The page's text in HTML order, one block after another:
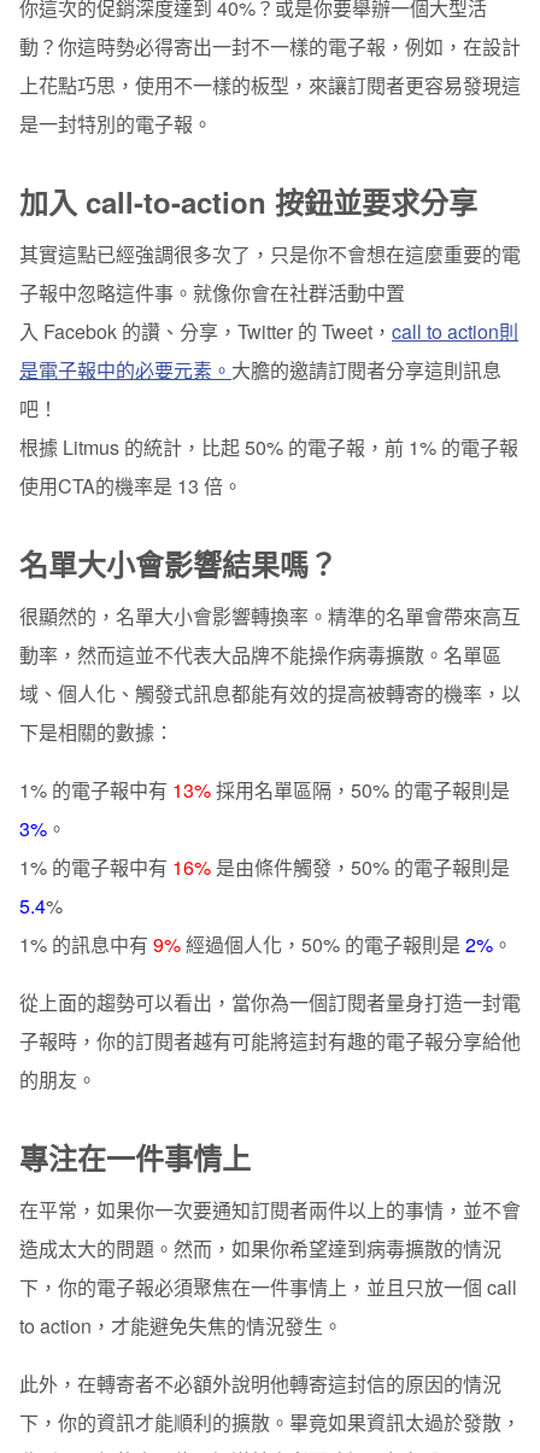
你這次的促銷深度達到 40%？或是你要舉辦一個大型活
動？你這時勢必得寄出一封不一樣的電子報，例如，在設計
上花點巧思，使用不一樣的板型，來讓訂閱者更容易發現這
是一封特別的電子報。
加入 call-to-action 按鈕並要求分享
其實這點已經強調很多次了，只是你不會想在這麼重要的電
子報中忽略這件事。就像你會在社群活動中置
入 Facebok 的讚、分享，Twitter 的 Tweet， call to action則
是電子報中的必要元素。 大膽的邀請訂閱者分享這則訊息
吧！
根據 Litmus 的統計，比起 50% 的電子報，前 1% 的電子報
使用CTA的機率是 13 倍。
名單大小會影響結果嗎？
很顯然的，名單大小會影響轉換率。精準的名單會帶來高互
動率，然而這並不代表大品牌不能操作病毒擴散。名單區
域、個人化、觸發式訊息都能有效的提高被轉寄的機率，以
下是相關的數據：
1% 的電子報中有 13%採用名單區隔，50% 的電子報則是
3% 。
1% 的電子報中有 16% 是由條件觸發，50% 的電子報則是
5.4%
1% 的訊息中有 9%經過個人化，50% 的電子報則是 2% 。
從上面的趨勢可以看出，當你為一個訂閱者量身打造一封電
子報時，你的訂閱者越有可能將這封有趣的電子報分享給他
的朋友。
專注在一件事情上
在平常，如果你一次要通知訂閱者兩件以上的事情，並不會
造成太大的問題。然而，如果你希望達到病毒擴散的情況
下，你的電子報必須聚焦在一件事情上，並且只放一個 call
to action，才能避免失焦的情況發生。
此外，在轉寄者不必額外說明他轉寄這封信的原因的情況
下，你的資訊才能順利的擴散。畢竟如果資訊太過於發散，